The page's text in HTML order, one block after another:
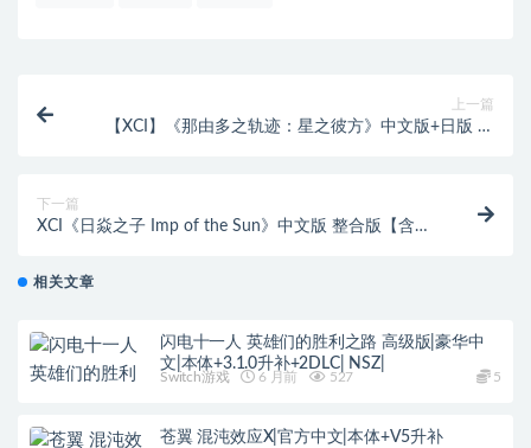
上一篇
【XCI】《那由多之轨迹：星之彼方》中文版+日版 整
下一篇
XCI《日焱之子 Imp of the Sun》中文版 整合版【含
相关文章
闪电十一人 英雄们的胜利之路 高级版|豪华中
文|本体+3.1.0升补+2DLC| NSZ|
Switch游戏 6 月前 527 5
苍翼 混沌效应X|官方中文|本体+V5升补